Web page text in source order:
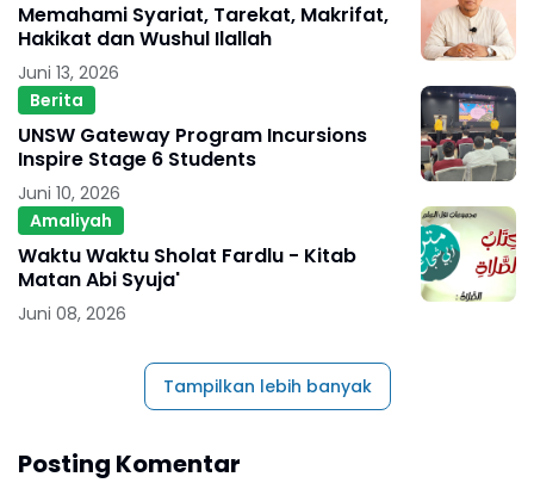
Memahami Syariat, Tarekat, Makrifat,
Hakikat dan Wushul Ilallah
Juni 13, 2026
Berita
UNSW Gateway Program Incursions
Inspire Stage 6 Students
Juni 10, 2026
Amaliyah
Waktu Waktu Sholat Fardlu - Kitab
Matan Abi Syuja'
Juni 08, 2026
Tampilkan lebih banyak
Posting Komentar